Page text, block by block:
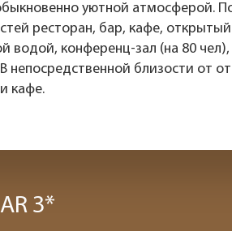
уютной атмосферой.
ресторан, бар, кафе,
водой, конференц-зал (на 80
непосредственной близости от
кафе.
3*